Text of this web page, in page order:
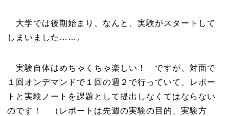
大学では後期始まり、なんと、実験がスタートして
しまいました……。
実験自体はめちゃくちゃ楽しい！ ですが、対面で
１回オンデマンドで１回の週２で行っていて、レポー
トと実験ノートを課題として提出しなくてはならない
のです！ （レポートは先週の実験の目的、実験方